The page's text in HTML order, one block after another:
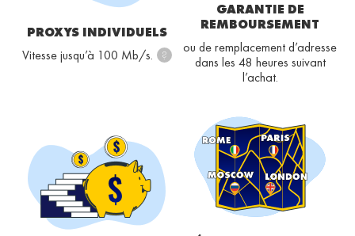
PROXYS INDIVIDUELS
Vitesse jusqu’à 100 Mb/s.
?
GARANTIE DE
REMBOURSEMENT
ou de remplacement d’adresse
dans les 48 heures suivant
l’achat.